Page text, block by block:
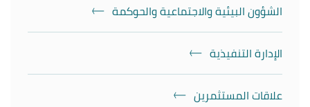
الشؤون البيئية والاجتماعية والحوكمة
الإدارة التنفيذية
علاقات المستثمرين